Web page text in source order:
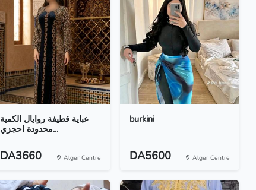
عباية قطيفة روايال الكمية
محدودة احجزي...
DA3660 Alger Centre
burkini
DA5600 Alger Centre